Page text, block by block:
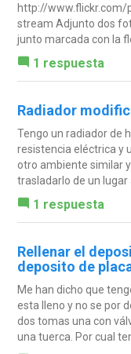
http://
stream Adjunto dos
junto marcada con la
1 respuesta
Radiador
Tengo un radiador de
resistencia eléctrica y
otro ambiente similar
trasladarlo de un lugar
1 respuesta
Rellenar el
deposito de
Me han dicho que
esta lleno y no se por
dos tomas una con
una tuerca. Por cual